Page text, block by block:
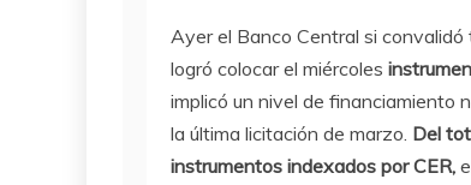
Ayer el Banco Central si convalidó
logró colocar el miércoles
implicó un nivel de financiamiento
la última licitación de marzo. Del
instrumentos indexados por CER,